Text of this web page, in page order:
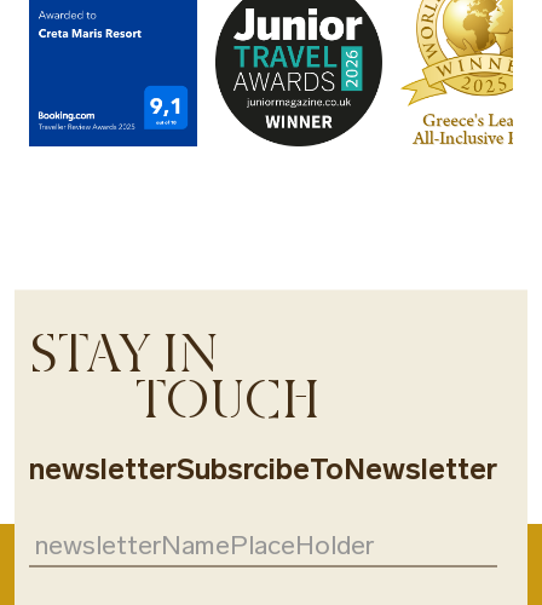
STAY IN
TOUCH
newsletterSubsrcibeToNewsletter